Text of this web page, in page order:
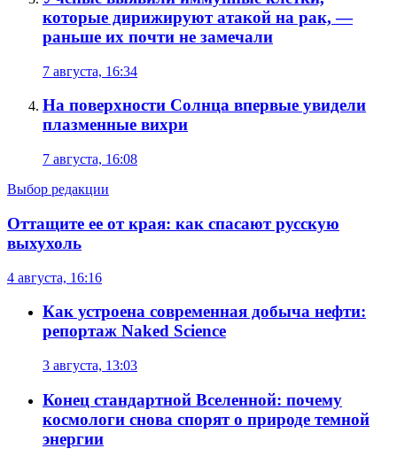
которые дирижируют атакой на рак, —
раньше их почти не замечали
7 августа, 16:34
На поверхности Солнца впервые увидели
плазменные вихри
7 августа, 16:08
Выбор редакции
Оттащите ее от края: как спасают русскую
выхухоль
4 августа, 16:16
Как устроена современная добыча нефти:
репортаж Naked Science
3 августа, 13:03
Конец стандартной Вселенной: почему
космологи снова спорят о природе темной
энергии